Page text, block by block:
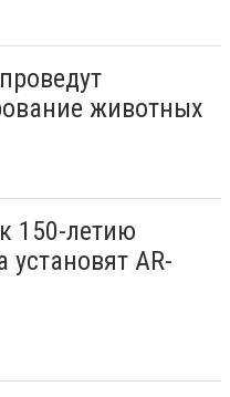
животных
150-летию
AR-